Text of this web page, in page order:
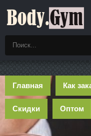
Главная Как
Скидки Оптом